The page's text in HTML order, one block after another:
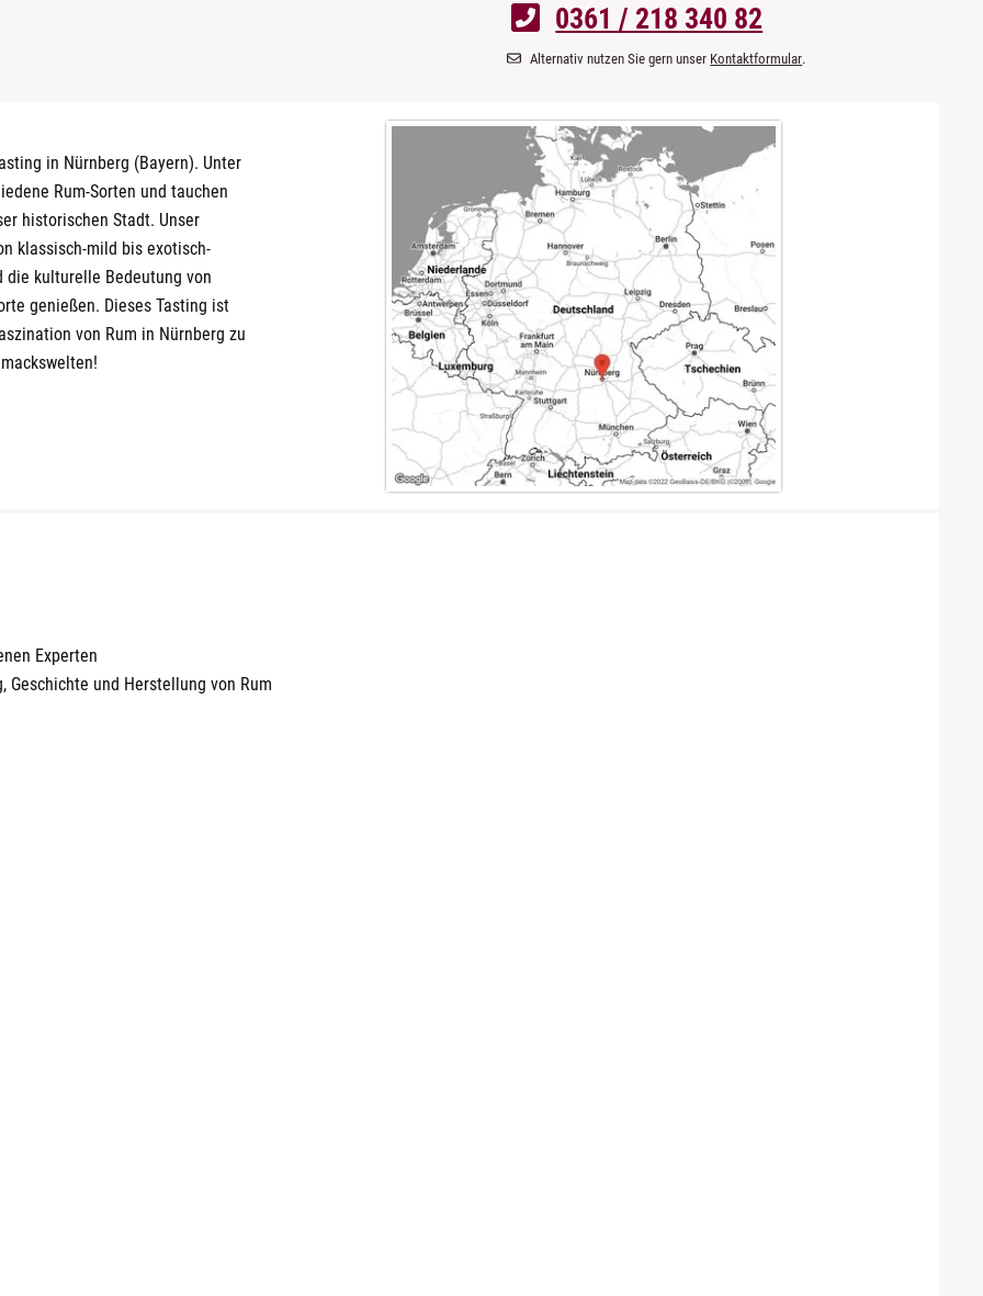
0361 / 218 340 82
Alternativ nutzen Sie gern unser Kontaktformular.
in Nürnberg (Bayern). Unter
Rum-Sorten und tauchen
historischen Stadt. Unser
klassisch-mild bis exotisch-
die kulturelle Bedeutung von
genießen. Dieses Tasting ist
von Rum in Nürnberg zu
Experten
und Herstellung von Rum